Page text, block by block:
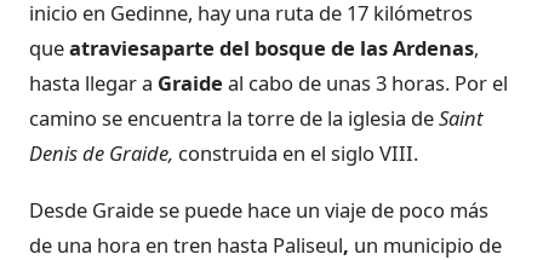
inicio en Gedinne, hay una ruta de 17 kilómetros
queatraviesaparte del bosque de las Ardenas,
hasta llegar a Graide al cabo de unas 3 horas. Por el
camino se encuentra la torre de la iglesia deSaint
Denis de Graide, construida en el siglo VIII.
Desde Graide se puede hace un viaje de poco más
de una hora en tren hasta Paliseul, un municipio de